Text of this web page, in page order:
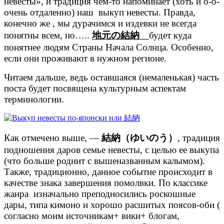
очень отдаленно) наш выкуп невесты. Правда,
конечно же , мы дурачимся и издевки не всегда
понятны всем, но…..地元の結納 будет куда
понятнее людям Страны Начала Солнца. Особенно,
если они проживают в нужном регионе.
Читаем дальше, ведь оставшаяся (немаленькая) часть
поста будет посвящена культурным аспектам
терминологии.
Как отмечено выше, —結納（ゆいのう） , традиция
подношения даров семье невесты, с целью ее выкупа
(что больше роднит с вышеназванным калымом).
Также, традиционно, данное событие происходит в
качестве знака завершения помолвки. По классике
жанра изначально преподносились роскошные
дары, типа кимоно и хорошо расшитых поясов-оби (
согласно моим источникам+ вики+ блогам,